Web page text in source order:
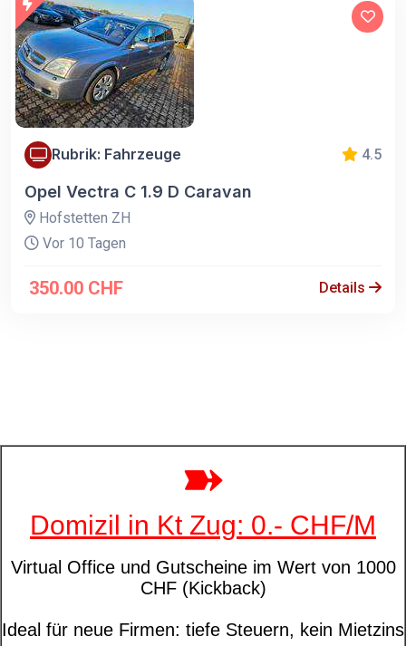
Rubrik: Fahrzeuge 4.5
Opel Vectra C 1.9 D Caravan
Hofstetten ZH
Vor 10 Tagen
350.00 CHF Details